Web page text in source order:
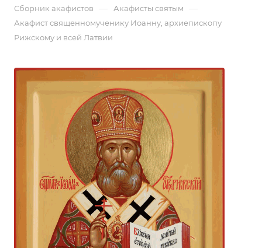
Сборник акафистов — Акафисты святым —
Акафист священномученику Иоанну, архиепископу
Рижскому и всей Латвии